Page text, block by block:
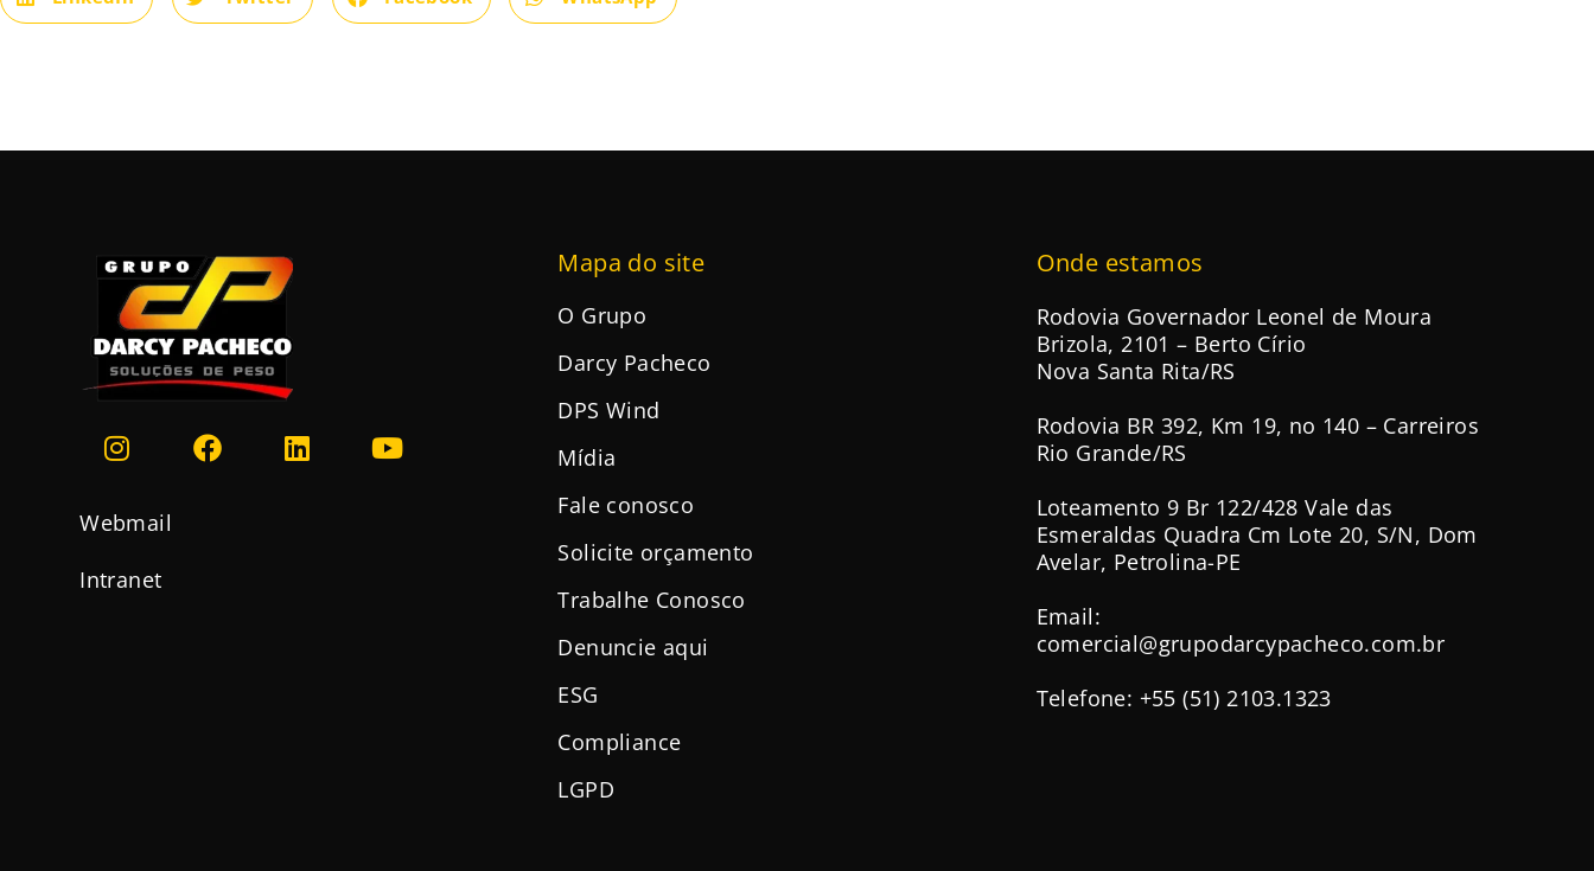
Webmail
Intranet
Mapa do site
O Grupo
Darcy Pacheco
DPS Wind
Mídia
Fale conosco
Solicite orçamento
Trabalhe Conosco
Denuncie aqui
ESG
Compliance
LGPD
Onde estamos
Rodovia Governador Leonel de Moura
Brizola, 2101 – Berto Círio
Nova Santa Rita/RS
Rodovia BR 392, Km 19, no 140 – Carreiros
Rio Grande/RS
Loteamento 9 Br 122/428 Vale das
Esmeraldas Quadra Cm Lote 20, S/N, Dom
Avelar, Petrolina-PE
Email:
comercial@grupodarcypacheco.com.br
Telefone: +55 (51) 2103.1323